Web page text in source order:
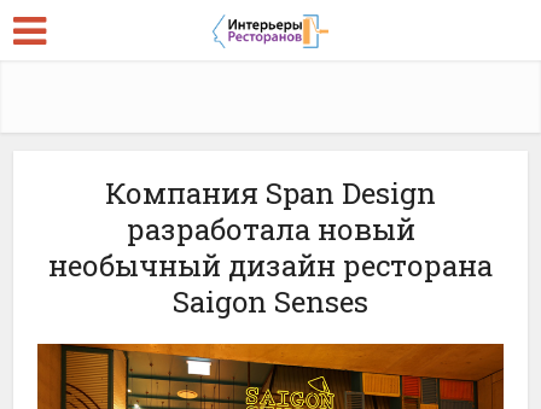
Компания Span Design
разработала новый
необычный дизайн ресторана
Saigon Senses